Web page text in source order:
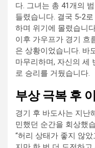
다. 그녀는 총 41개의
들렸습니다. 결국 5-2
하며 위기에 몰렸습니
이후 가우프가 경기 흐
은 상황이었습니다. 바
마무리하며, 자신의 세
로 승리를 거뒀습니다.
부상 극복 후
경기 후 바도사는 지난
민했던 순간을 회상했
“허리 상태가 좋지 않